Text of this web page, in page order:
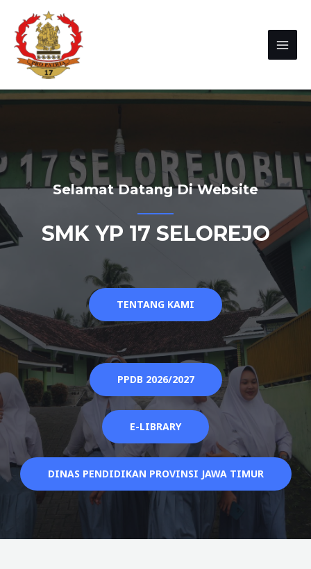
Selamat Datang Di Website
SMK YP 17 SELOREJO
TENTANG KAMI
PPDB 2026/2027
E-LIBRARY
DINAS PENDIDIKAN PROVINSI JAWA TIMUR